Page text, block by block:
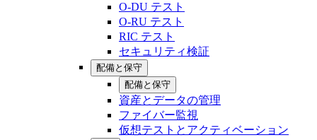
O-DU テスト
O-RU テスト
RIC テスト
セキュリティ検証
配備と保守
配備と保守
資産とデータの管理
ファイバー監視
仮想テストとアクティベーション